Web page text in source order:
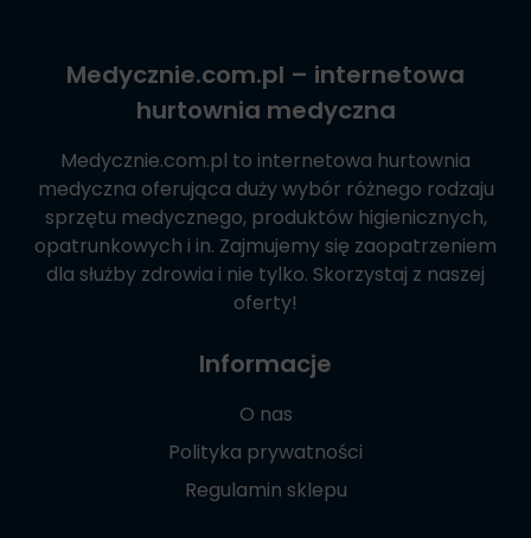
Medycznie.com.pl – internetowa
hurtownia medyczna
Medycznie.com.pl to internetowa hurtownia
medyczna oferująca duży wybór różnego rodzaju
sprzętu medycznego, produktów higienicznych,
opatrunkowych i in. Zajmujemy się zaopatrzeniem
dla służby zdrowia i nie tylko. Skorzystaj z naszej
oferty!
Informacje
O nas
Polityka prywatności
Regulamin sklepu